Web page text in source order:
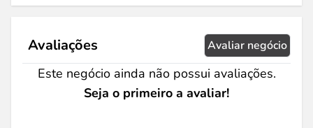
Avaliações Avaliar negócio
Este negócio ainda não possui avaliações.
Seja o primeiro a avaliar!